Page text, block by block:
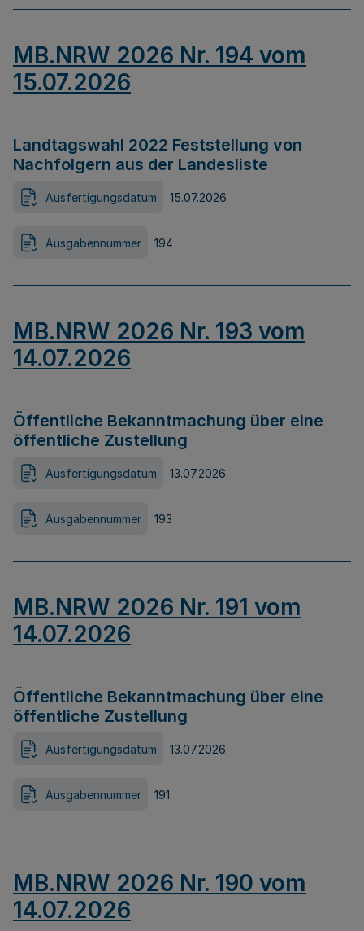
MB.NRW 2026 Nr. 194 vom
15.07.2026
Landtagswahl 2022 Feststellung von
Nachfolgern aus der Landesliste
Ausfertigungsdatum 15.07.2026
Ausgabennummer 194
MB.NRW 2026 Nr. 193 vom
14.07.2026
Öffentliche Bekanntmachung über eine
öffentliche Zustellung
Ausfertigungsdatum 13.07.2026
Ausgabennummer 193
MB.NRW 2026 Nr. 191 vom
14.07.2026
Öffentliche Bekanntmachung über eine
öffentliche Zustellung
Ausfertigungsdatum 13.07.2026
Ausgabennummer 191
MB.NRW 2026 Nr. 190 vom
14.07.2026